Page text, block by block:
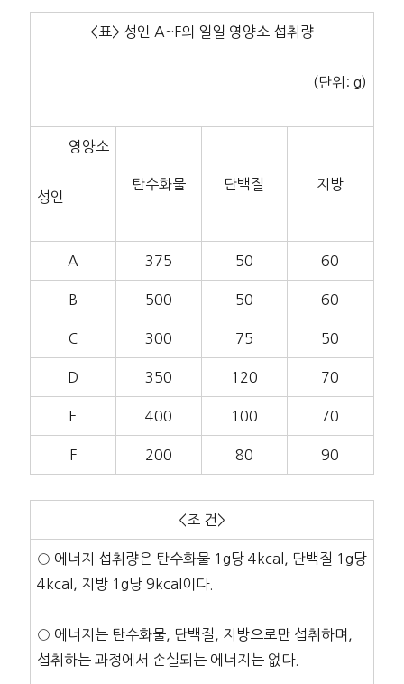
<표> 성인 A~F의 일일 영양소 섭취량
(단위: g)
영양소
성인
탄수화물 단백질 지방
A 375 50 60
B 500 50 60
C 300 75 50
D 350 120 70
E 400 100 70
F 200 80 90
<조 건>
○ 에너지 섭취량은 탄수화물 1g당 4kcal, 단백질 1g당
4kcal, 지방 1g당 9kcal이다.
○ 에너지는 탄수화물, 단백질, 지방으로만 섭취하며,
섭취하는 과정에서 손실되는 에너지는 없다.